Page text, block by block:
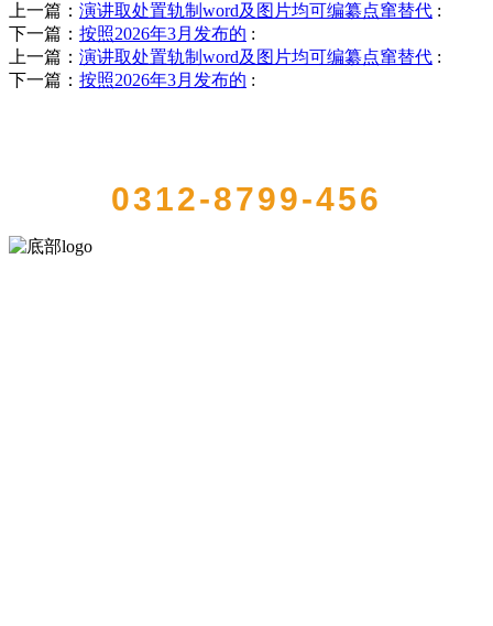
上一篇： 演讲取处置轨制word及图片均可编纂点窜替代 :
下一篇： 按照2026年3月发布的 :
上一篇： 演讲取处置轨制word及图片均可编纂点窜替代 :
下一篇： 按照2026年3月发布的 :
0312-8799-456